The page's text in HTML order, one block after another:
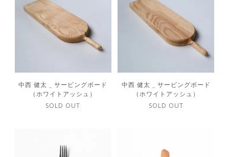
中西 健太 _ サービングボード
（ホワイトアッシュ）
SOLD OUT
中西 健太 _ サービングボード
（ホワイトアッシュ）
SOLD OUT